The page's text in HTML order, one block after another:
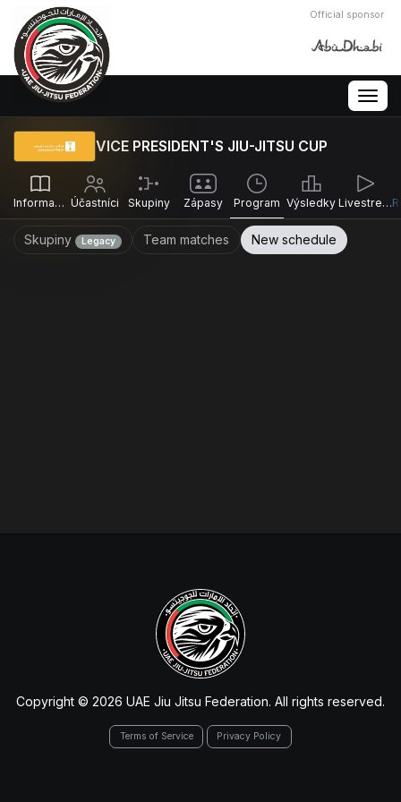
Official sponsor
VICE PRESIDENT'S JIU-JITSU CUP
Informace Účastníci Skupiny Zápasy Program Výsledky Livestreams
Skupiny Legacy Team matches New schedule
Copyright © 2026 UAE Jiu Jitsu Federation. All rights reserved.
Terms of Service Privacy Policy